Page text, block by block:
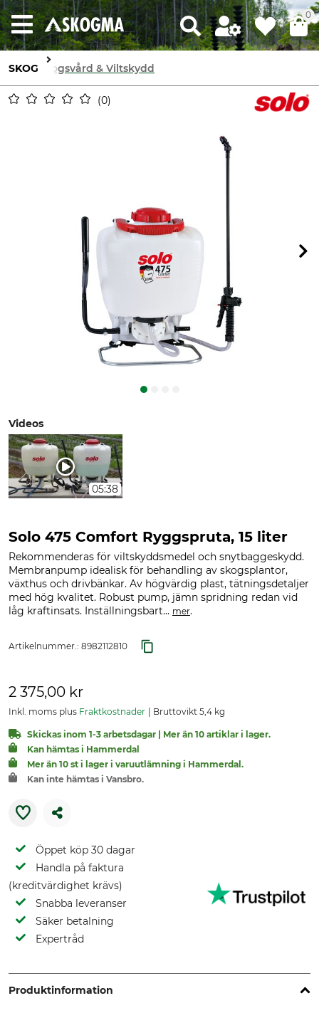
0
SKOG Skogsvård & Viltskydd
0
Videos
05:38
Solo 475 Comfort Ryggspruta, 15 liter
Rekommenderas för viltskyddsmedel och snytbaggeskydd.
Membranpump idealisk för behandling av skogsplantor,
växthus och drivbänkar. Av högvärdig plast, tätningsdetaljer
med hög kvalitet. Robust pump, jämn spridning redan vid
låg kraftinsats. Inställningsbart... mer.
Artikelnummer.: 8982112810
2 375,00 kr
Inkl. moms plus Fraktkostnader Bruttovikt 5,4 kg
Skickas inom 1-3 arbetsdagar | Mer än 10 artiklar i lager.
Kan hämtas i Hammerdal
Mer än 10 st i lager i varuutlämning i Hammerdal.
Kan inte hämtas i Vansbro.
Öppet köp 30 dagar
Handla på faktura
(kreditvärdighet krävs)
Snabba leveranser
Säker betalning
Expertråd
Produktinformation